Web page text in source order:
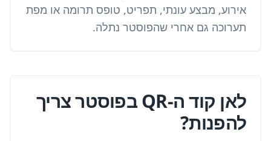
אירוע, מבצע עונתי, תפריט, טופס תרומה או מפת
תערוכה גם אחרי שהפוסטר נתלה.
לאן קוד ה-QR בפוסטר צריך
להפנות?